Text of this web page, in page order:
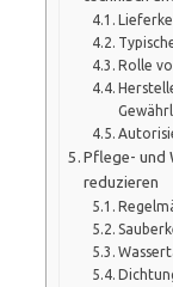
Rolle
Pflege- und
reduzieren